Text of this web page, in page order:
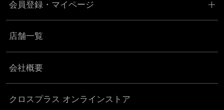
会員登録・マイページ
店舗一覧
会社概要
クロスプラス オンラインストア